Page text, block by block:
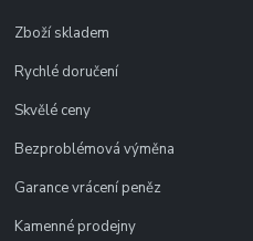
Zboží skladem
Rychlé doručení
Skvělé ceny
Bezproblémová výměna
Garance vrácení peněz
Kamenné prodejny